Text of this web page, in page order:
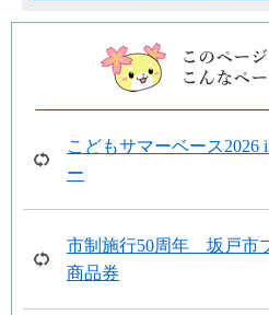
こどもサマーベース2026
ー
市制施行50周年 坂戸市
商品券